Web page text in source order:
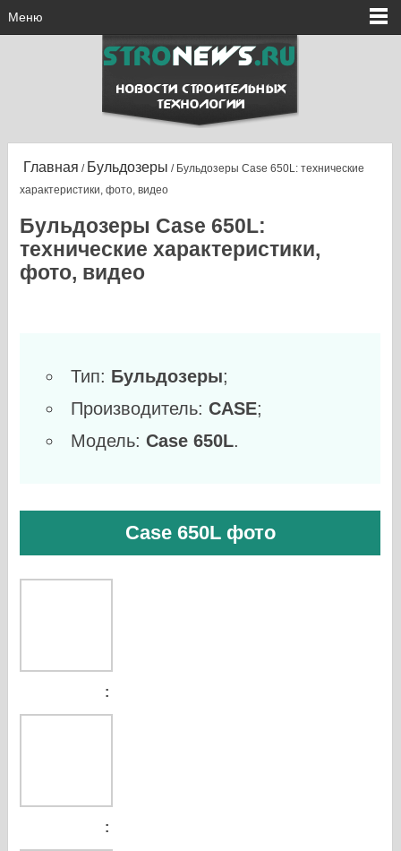
Меню
Главная / Бульдозеры / Бульдозеры Case 650L: технические
характеристики, фото, видео
Бульдозеры Case 650L:
технические характеристики,
фото, видео
Тип: Бульдозеры;
Производитель:CASE;
Модель:Case 650L.
Case 650L фото